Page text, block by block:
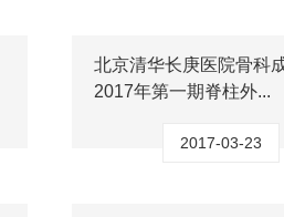
北京清华长庚医院骨科
2017年第一期脊柱外...
2017-03-23